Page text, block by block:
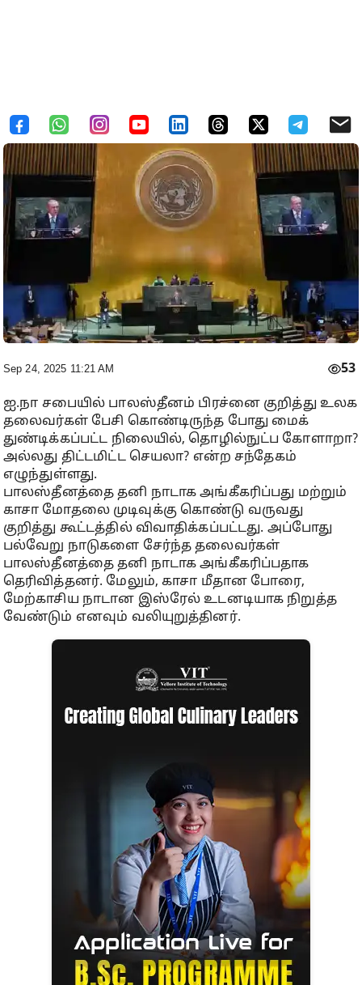
Sep 24, 2025 11:21 AM 53
ஐ.நா சபையில் பாலஸ்தீனம் பிரச்னை குறித்து உலக
தலைவர்கள் பேசி கொண்டிருந்த போது மைக்
துண்டிக்கப்பட்ட நிலையில், தொழில்நுட்ப கோளாறா?
அல்லது திட்டமிட்ட செயலா? என்ற சந்தேகம்
எழுந்துள்ளது.
பாலஸ்தீனத்தை தனி நாடாக அங்கீகரிப்பது மற்றும்
காசா மோதலை முடிவுக்கு கொண்டு வருவது
குறித்து கூட்டத்தில் விவாதிக்கப்பட்டது. அப்போது
பல்வேறு நாடுகளை சேர்ந்த தலைவர்கள்
பாலஸ்தீனத்தை தனி நாடாக அங்கீகரிப்பதாக
தெரிவித்தனர். மேலும், காசா மீதான போரை,
மேற்காசிய நாடான இஸ்ரேல் உடனடியாக நிறுத்த
வேண்டும் எனவும் வலியுறுத்தினர்.